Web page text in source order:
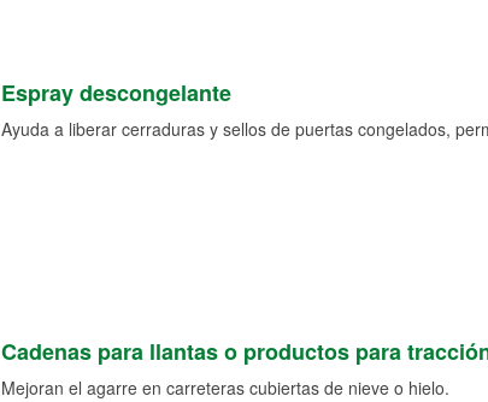
Espray descongelante
Ayuda a liberar cerraduras y sellos de puertas congelados,
Cadenas para llantas o productos para
Mejoran el agarre en carreteras cubiertas de nieve o hielo.